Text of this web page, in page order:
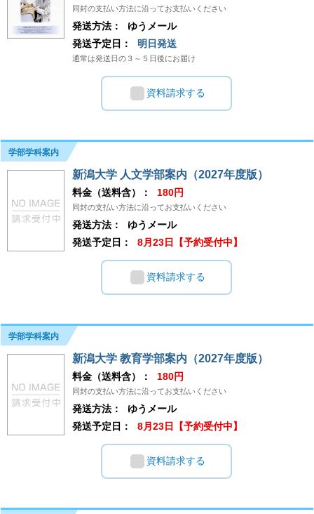
同封の支払い方法に沿ってお支払いください
発送方法：
ゆうメール
発送予定日：
明日発送
通常は発送日の３～５日後にお届け
資料請求する
学部学科案内
新潟大学 人文学部案内（2027年度版）
料金（送料含）： 180円
同封の支払い方法に沿ってお支払いください
発送方法：
ゆうメール
発送予定日：
8月23日【予約受付中】
資料請求する
学部学科案内
新潟大学 教育学部案内（2027年度版）
料金（送料含）： 180円
同封の支払い方法に沿ってお支払いください
発送方法：
ゆうメール
発送予定日：
8月23日【予約受付中】
資料請求する